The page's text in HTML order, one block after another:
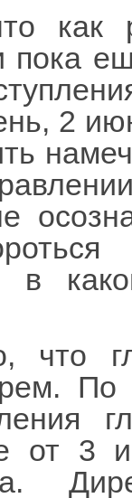
как
2
в
что
По
от 3